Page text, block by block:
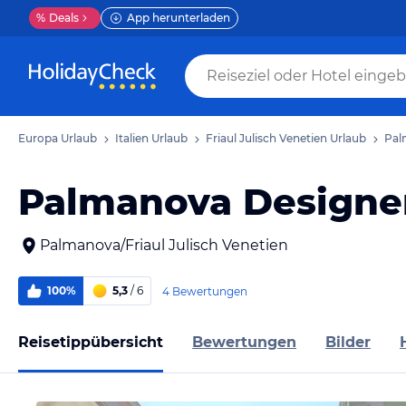
% Deals App herunterladen
Europa Urlaub Italien Urlaub Friaul Julisch Venetien Urlaub
Palmanova
Palmanova/Friaul Julisch Venetien
100% 5,3 / 6 4 Bewertungen
Reisetippübersicht Bewertungen Bilder